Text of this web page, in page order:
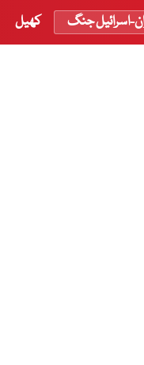
اسرائیل جنگ کھیل